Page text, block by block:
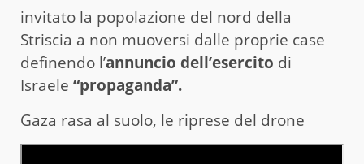
invitato la popolazione del nord della
Striscia a non muoversi dalle proprie case
definendo l’annuncio dell’esercito di
Israele “propaganda”.
Gaza rasa al suolo, le riprese del drone